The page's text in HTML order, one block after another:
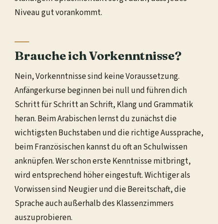
Niveau gut vorankommt.
Brauche ich Vorkenntnisse?
Nein, Vorkenntnisse sind keine Voraussetzung.
Anfängerkurse beginnen bei null und führen dich
Schritt für Schritt an Schrift, Klang und Grammatik
heran. Beim Arabischen lernst du zunächst die
wichtigsten Buchstaben und die richtige Aussprache,
beim Französischen kannst du oft an Schulwissen
anknüpfen. Wer schon erste Kenntnisse mitbringt,
wird entsprechend höher eingestuft. Wichtiger als
Vorwissen sind Neugier und die Bereitschaft, die
Sprache auch außerhalb des Klassenzimmers
auszuprobieren.